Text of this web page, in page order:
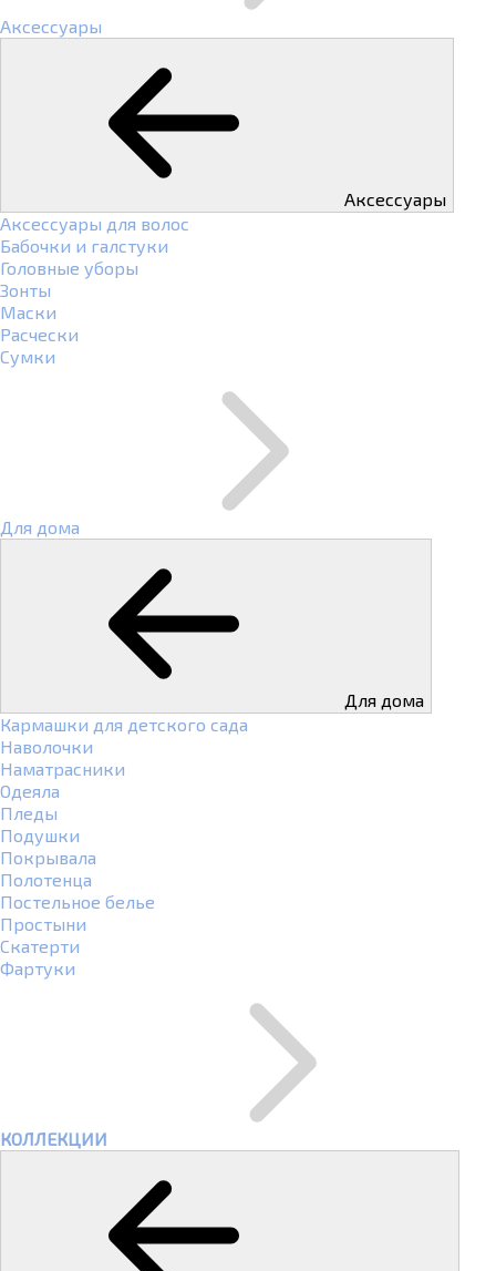
Аксессуары
Аксессуары
Аксессуары для волос
Бабочки и галстуки
Головные уборы
Зонты
Маски
Расчески
Сумки
Для дома
Для дома
Кармашки для детского сада
Наволочки
Наматрасники
Одеяла
Пледы
Подушки
Покрывала
Полотенца
Постельное белье
Простыни
Скатерти
Фартуки
КОЛЛЕКЦИИ